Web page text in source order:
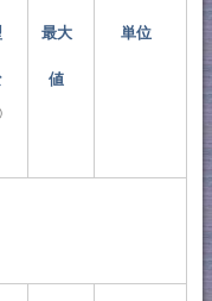
最大
値
単位